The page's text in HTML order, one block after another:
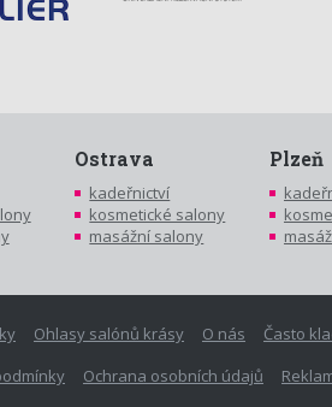
Ostrava
kadeřnictví
kosmetické salony
masážní salony
Plzeň
Ohlasy salónů krásy O nás Často
Ochrana osobních údajů